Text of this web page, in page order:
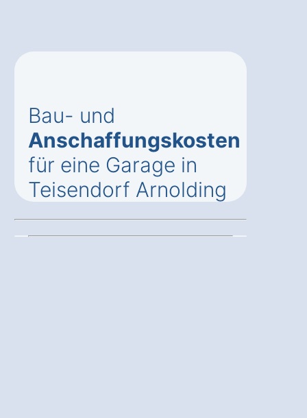
Bau- und
Anschaffungskosten
für eine Garage in
Teisendorf Arnolding